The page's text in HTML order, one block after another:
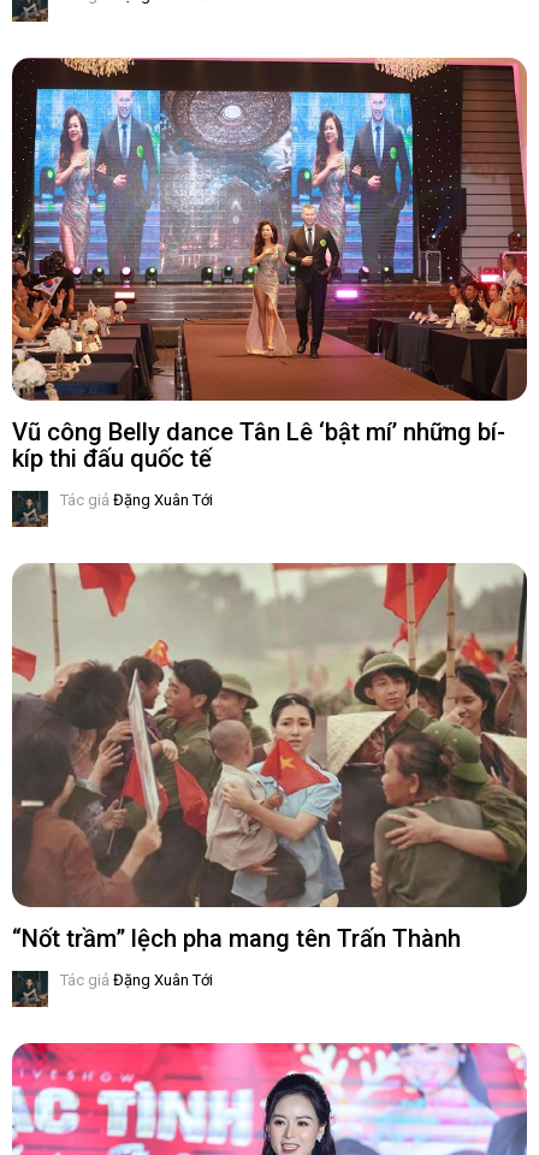
Vũ công Belly dance Tân Lê ‘bật mí’ những bí-
kíp thi đấu quốc tế
Tác giả Đặng Xuân Tới
“Nốt trầm” lệch pha mang tên Trấn Thành
Tác giả Đặng Xuân Tới